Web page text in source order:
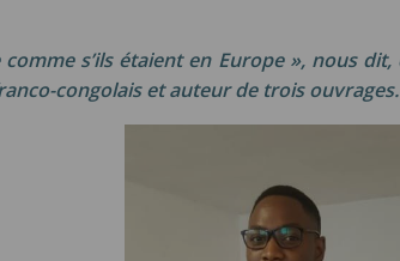
s’ils étaient en Europe », nous dit,
congolais et auteur de trois ouvrages.